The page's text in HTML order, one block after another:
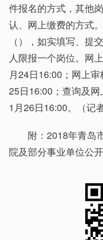
件报名的方式，其他
认、网上缴费的方式
（），如实填写、提
人限报一个岗位。网
月24日16:00；网上
25日16:00；查询及
1月26日16:00。（记
附： 2018年青岛
院及部分事业单位公